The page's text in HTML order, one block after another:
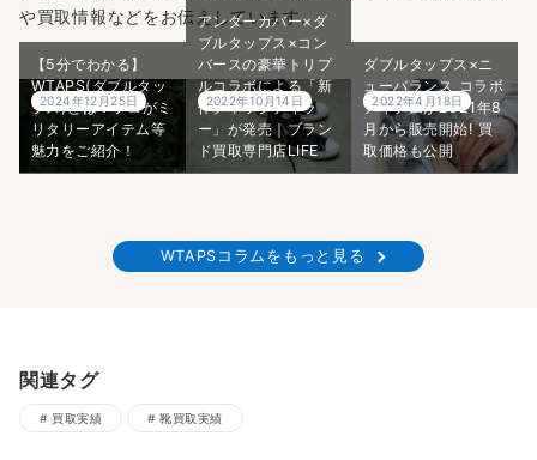
や買取情報などをお伝えしています。
【5分でわかる】
WTAPS(ダブルタッ
プス)とは？プロがミ
リタリーアイテム等
魅力をご紹介！
2024年12月25日
アンダーカバー×ダ
ブルタップス×コン
バースの豪華トリプ
ルコラボによる「新
作チャックテイラ
ー」が発売｜ブラン
ド買取専門店LIFE
2022年10月14日
ダブルタップス×ニ
ューバランス コラボ
アイテムが2021年8
月から販売開始! 買
取価格も公開
2022年4月18日
WTAPSコラムをもっと見る
関連タグ
買取実績 靴買取実績